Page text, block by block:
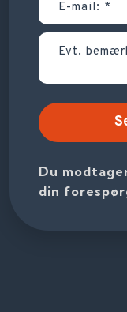
Du
din